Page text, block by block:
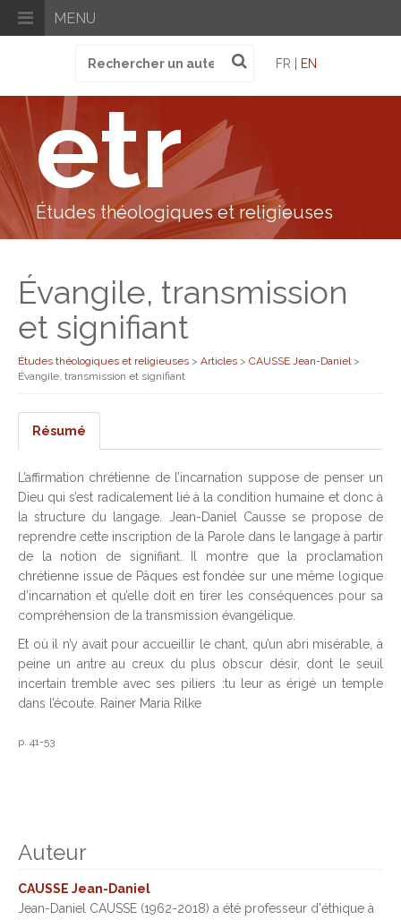
MENU
pour
FR | EN
etr
Études théologiques et religieuses
Évangile, transmission
et signifiant
Études théologiques et religieuses > Articles > CAUSSE Jean-Daniel>
Évangile, transmission et signifiant
Résumé
L’affirmation chrétienne de l’incarnation suppose de penser un
Dieu qui s’est radicalement lié à la condition humaine et donc à
la structure du langage. Jean-Daniel Causse se propose de
reprendre cette inscription de la Parole dans le langage à partir
de la notion de signifiant. Il montre que la proclamation
chrétienne issue de Pâques est fondée sur une même logique
d’incarnation et qu’elle doit en tirer les conséquences pour sa
compréhension de la transmission évangélique.
Et où il n’y avait pour accueillir le chant, qu’un abri misérable, à
peine un antre au creux du plus obscur désir, dont le seuil
incertain tremble avec ses piliers :tu leur as érigé un temple
dans l’écoute. Rainer Maria Rilke
p. 41-53
Auteur
CAUSSE Jean-Daniel
Jean-Daniel CAUSSE (1962-2018) a été professeur d'éthique à